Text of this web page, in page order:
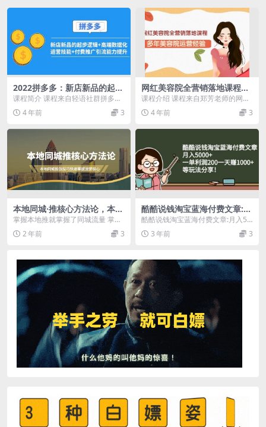
2022拼多多：新店新品的起步
逻辑 高端数据化运营技能 付
费推广引流能力提升
课程简介 课程来自轻语社群拼多多
V-I-P会员卡官网售价2999元。 课
程包括2...
4 年前 3
网红美容院全营销落地课程，
多年美容院运营经验（价值39
9）
课程介绍 课程来自郑芳老师的网红
美容院全套营销落地课程，价值39
9元。没有华而不...
4 年前 3
本地同城·推核心方法论，本地
同城投放技巧快速掌握运营核
心（16节课）
掌握本地推就掌握了同城流量 掌握
本地推 就掌握了同城运营核心
2 年前 3
酷酷说钱淘宝蓝海付费文章:月
入5000 一单利润200一天赚10
00 (等玩法分享)
酷酷说钱淘宝蓝海付费文章:月入50
00 一单利润200一天赚1000 (等玩
法分...3 年前 3